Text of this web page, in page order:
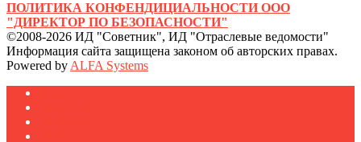
ПОЛИТИКА КОНФЕНДИЦИАЛЬНОСТИ ООО
"ДИРЕКТОР ПО БЕЗОПАСНОСТИ"
©2008-2026 ИД "Советник", ИД "Отраслевые ведомости"
Информация сайта защищена законом об авторских правах.
Powered by ALFA Systems